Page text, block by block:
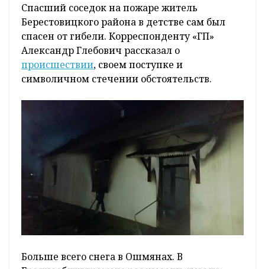
Спасший соседок на пожаре житель
Берестовицкого района в детстве сам был
спасен от гибели. Корреспонденту «ГП»
Александр Глебович рассказал о
происшествии, своем поступке и
символичном стечении обстоятельств.
Больше всего снега в Ошмянах. В